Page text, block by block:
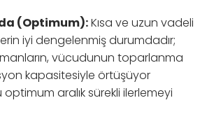
(Optimum):Kısa ve uzun vadeli
iyi dengelenmiş durumdadır;
vücudunun toparlanma
kapasitesiyle örtüşüyor
optimum aralık sürekli ilerlemeyi